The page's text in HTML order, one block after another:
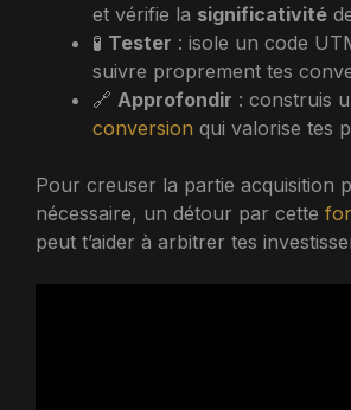
et vérifie la significativité
🧪 Tester : isole un code
suivre proprement tes
🔗 Approfondir : construis
conversion qui valorise tes
Pour creuser la partie acquisition
nécessaire, un détour par cette
peut t’aider à arbitrer tes